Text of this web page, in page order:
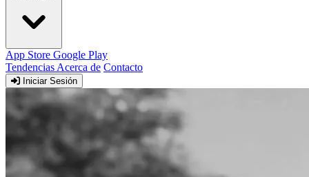
App Store Google Play
Tendencias Acerca de Contacto
Iniciar Sesión